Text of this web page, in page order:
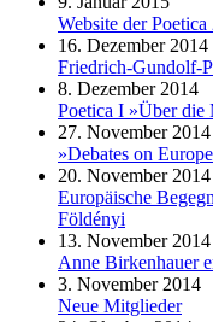
Website der
16. Dezember 2014
Friedrich-Gundolf-
8. Dezember 2014
Poetica I »Über die
27. November 2014
»Debates on
20. November 2014
Europäische
Földényi
13. November 2014
Anne Birkenhauer
3. November 2014
Neue Mitglieder